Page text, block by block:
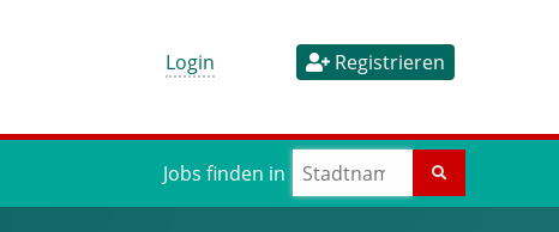
Login Registrieren
Jobs finden in